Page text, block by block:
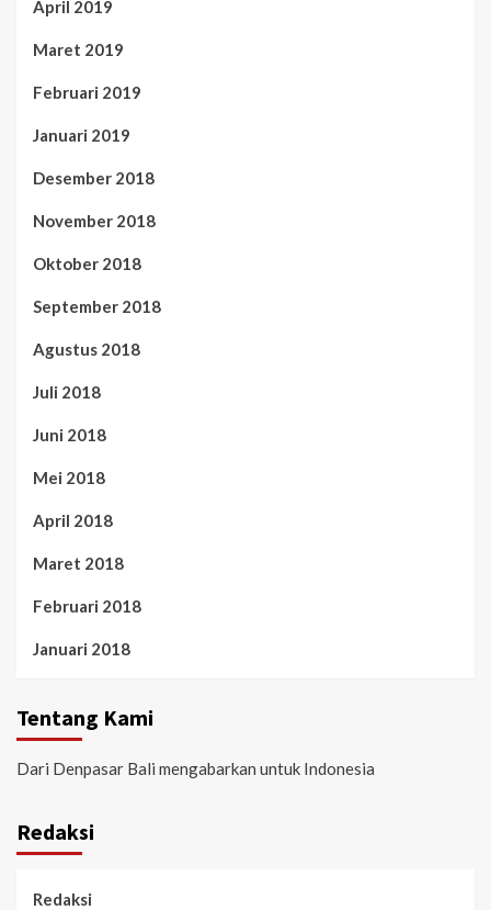
April 2019
Maret 2019
Februari 2019
Januari 2019
Desember 2018
November 2018
Oktober 2018
September 2018
Agustus 2018
Juli 2018
Juni 2018
Mei 2018
April 2018
Maret 2018
Februari 2018
Januari 2018
Tentang Kami
Dari Denpasar Bali mengabarkan untuk Indonesia
Redaksi
Redaksi